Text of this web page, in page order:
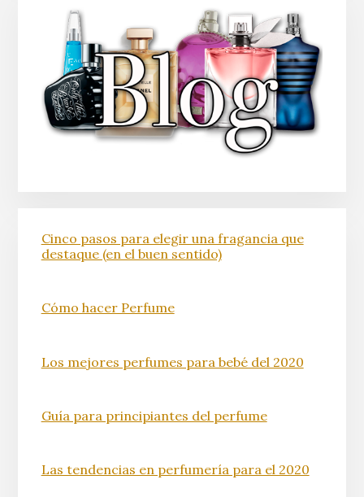
Cinco pasos para elegir una fragancia que
destaque (en el buen sentido)
Cómo hacer Perfume
Los mejores perfumes para bebé del 2020
Guía para principiantes del perfume
Las tendencias en perfumería para el 2020